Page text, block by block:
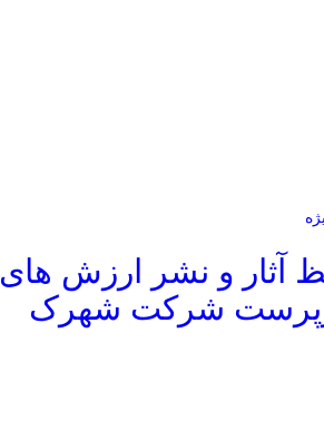
آثار و نشر ارزش های
شرکت شهرک